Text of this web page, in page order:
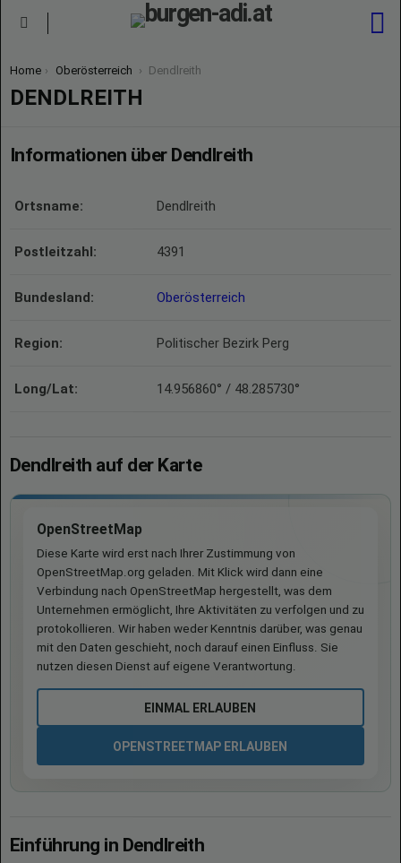
You are here:
Home Oberösterreich Dendlreith
DENDLREITH
Informationen über Dendlreith
Ortsname: Dendlreith
Postleitzahl: 4391
Bundesland: Oberösterreich
Region: Politischer Bezirk Perg
Long/Lat: 14.956860° / 48.285730°
Dendlreith auf der Karte
OpenStreetMap
Diese Karte wird erst nach Ihrer Zustimmung von
OpenStreetMap.org geladen. Mit Klick wird dann eine
Verbindung nach OpenStreetMap hergestellt, was dem
Unternehmen ermöglicht, Ihre Aktivitäten zu verfolgen und zu
protokollieren. Wir haben weder Kenntnis darüber, was genau
mit den Daten geschieht, noch darauf einen Einfluss. Sie
nutzen diesen Dienst auf eigene Verantwortung.
EINMAL ERLAUBEN
OPENSTREETMAP ERLAUBEN
Einführung in Dendlreith